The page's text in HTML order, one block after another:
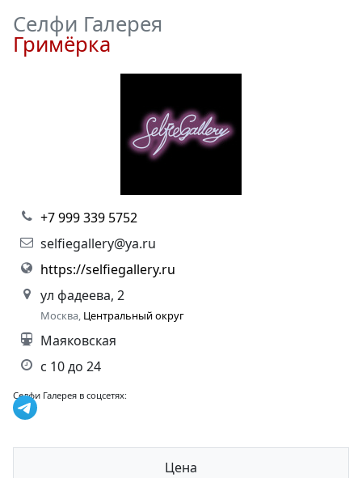
Селфи Галерея
Гримёрка
+7 999 339 5752
selfiegallery@ya.ru
https://selfiegallery.ru
ул фадеева, 2
Москва, Центральный округ
Маяковская
с 10 до 24
Селфи Галерея в соцсетях:
Цена